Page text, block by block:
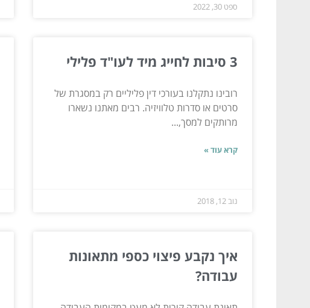
ספט 30, 2022
3 סיבות לחייג מיד לעו"ד פלילי
רובינו נתקלנו בעורכי דין פליליים רק במסגרת של
סרטים או סדרות טלוויזיה. רבים מאתנו נשארו
מרותקים למסך,...
קרא עוד »
נוב 12, 2018
איך נקבע פיצוי כספי מתאונות
עבודה?